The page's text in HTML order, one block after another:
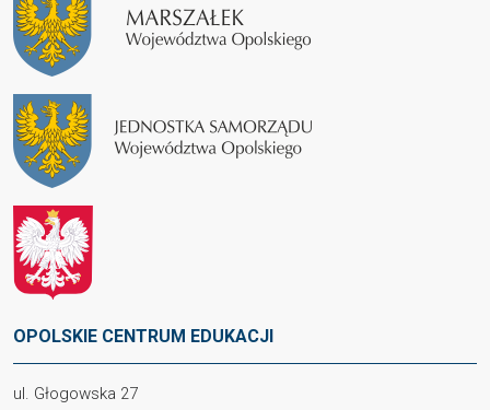
OPOLSKIE CENTRUM EDUKACJI
ul. Głogowska 27